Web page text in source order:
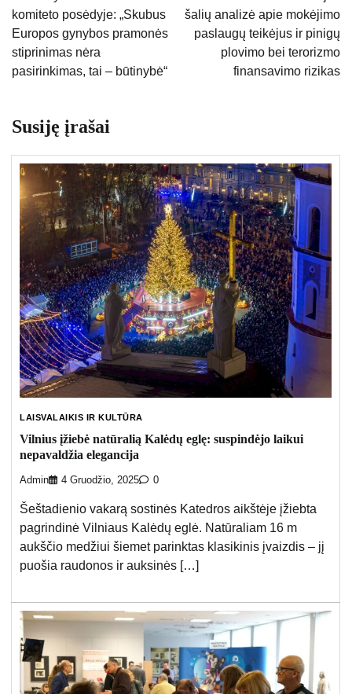
įrašų
komiteto posėdyje: „Skubus
Europos gynybos pramonės
stiprinimas nėra
pasirinkimas, tai – būtinybė“
šalių analizė apie mokėjimo
paslaugų teikėjus ir pinigų
plovimo bei terorizmo
finansavimo rizikas
Susiję įrašai
LAISVALAIKIS IR KULTŪRA
Vilnius įžiebė natūralią Kalėdų eglę: suspindėjo laikui
nepavaldžia elegancija
Admin 4 Gruodžio, 2025 0
Šeštadienio vakarą sostinės Katedros aikštėje įžiebta
pagrindinė Vilniaus Kalėdų eglė. Natūraliam 16 m
aukščio medžiui šiemet parinktas klasikinis įvaizdis – jį
puošia raudonos ir auksinės […]